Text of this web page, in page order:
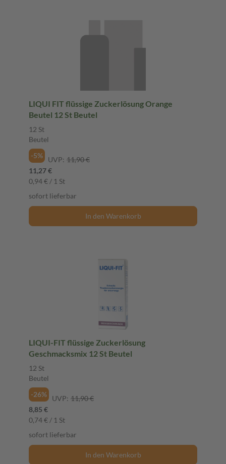
LIQUI FIT flüssige Zuckerlösung Orange
Beutel 12 St Beutel
12 St
Beutel
-5%
UVP: 11,90 €
11,27 €
0,94 € / 1 St
sofort lieferbar
In den Warenkorb
LIQUI-FIT flüssige Zuckerlösung
Geschmacksmix 12 St Beutel
12 St
Beutel
-26%
UVP: 11,90 €
8,85 €
0,74 € / 1 St
sofort lieferbar
In den Warenkorb